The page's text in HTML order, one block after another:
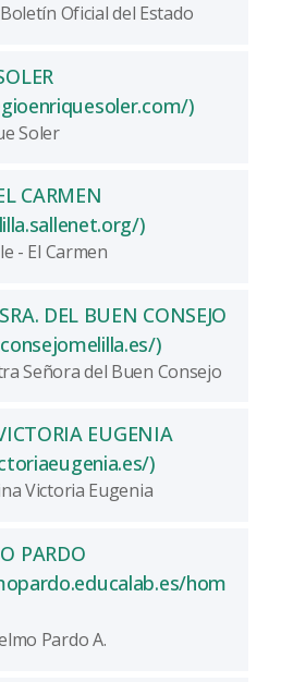
Oficial del Estado
)(Abre
Soler
CARMEN
)(Abre una
- El Carmen
DEL BUEN CONSEJO
)(Abre una
Señora del Buen Consejo
EUGENIA
)(Abre una
Victoria Eugenia
PARDO
hom
Pardo A.